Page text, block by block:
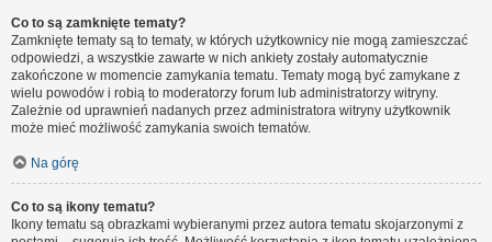
Co to są zamknięte tematy?
Zamknięte tematy są to tematy, w których użytkownicy nie mogą zamieszczać
odpowiedzi, a wszystkie zawarte w nich ankiety zostały automatycznie
zakończone w momencie zamykania tematu. Tematy mogą być zamykane z
wielu powodów i robią to moderatorzy forum lub administratorzy witryny.
Zależnie od uprawnień nadanych przez administratora witryny użytkownik
może mieć możliwość zamykania swoich tematów.
Na górę
Co to są ikony tematu?
Ikony tematu są obrazkami wybieranymi przez autora tematu skojarzonymi z